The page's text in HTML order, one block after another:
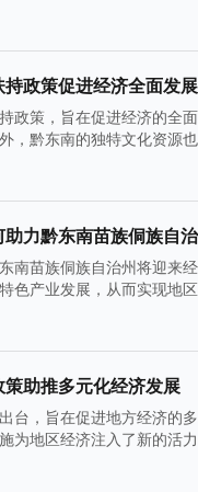
政策促进经济全面发展
政策，旨在促进经济的全
，黔东南的独特文化资源
力黔东南苗族侗族自
南苗族侗族自治州将迎来
色产业发展，从而实现地
助推多元化经济发展
台，旨在促进地方经济的
为地区经济注入了新的活